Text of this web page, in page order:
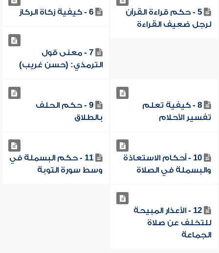
5 - حكم قراءة القرآن
لرجل ضعيف القراءة
6 - كيفية زكاة الركاز
7 - معنى قول
الترمذي: (حسن غريب)
8 - كيفية تعلم
تفسير الأحلام
9 - حكم الحلف
بالطلاق
10 - أحكام الاستعاذة
والبسملة في الصلاة
11 - حكم البسملة في
وسط سورة التوبة
12 - الأعذار المبيحة
للتخلف عن صلاة
الجماعة